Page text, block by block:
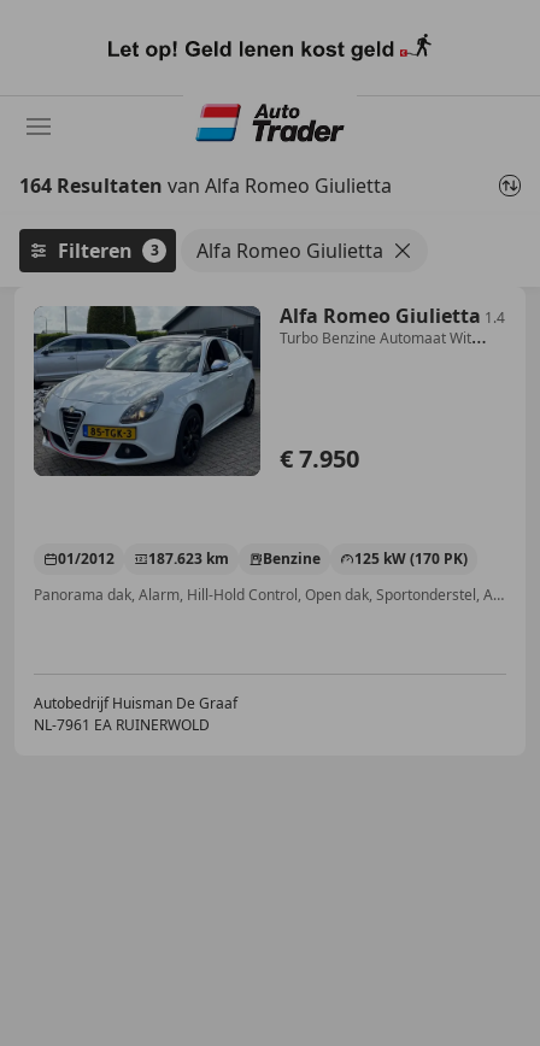
naar
164 Resultaten van Alfa Romeo Giulietta
Filteren 3 Alfa Romeo Giulietta
Alfa Romeo Giulietta 1.4
Turbo Benzine Automaat Wit
€ 7.950
01/2012 187.623 km Benzine
125 kW (170 PK)
Panorama dak, Alarm, Hill-Hold Control, Open dak, Sportonderstel, Automatische klimaatregeling, LED verlichting, Traction control
Autobedrijf Huisman De Graaf
NL-7961 EA RUINERWOLD